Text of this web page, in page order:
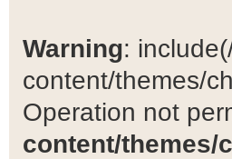
Warning:
content/themes/
Operation not
content/themes/